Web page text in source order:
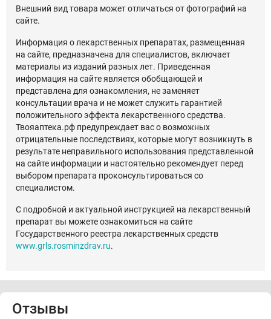
Внешний вид товара может отличаться от фотографий на
сайте.
Информация о лекарственных препаратах, размещенная
на сайте, предназначена для специалистов, включает
материалы из изданий разных лет. Приведенная
информация на сайте является обобщающей и
представлена для ознакомления, не заменяет
консультации врача и не может служить гарантией
положительного эффекта лекарственного средства.
Твояаптека.рф предупреждает вас о возможных
отрицательные последствиях, которые могут возникнуть в
результате неправильного использования представленной
на сайте информации и настоятельно рекомендует перед
выбором препарата проконсультироваться со
специалистом.
С подробной и актуальной инструкцией на лекарственный
препарат вы можете ознакомиться на сайте
Государственного реестра лекарственных средств
www.grls.rosminzdrav.ru.
Отзывы